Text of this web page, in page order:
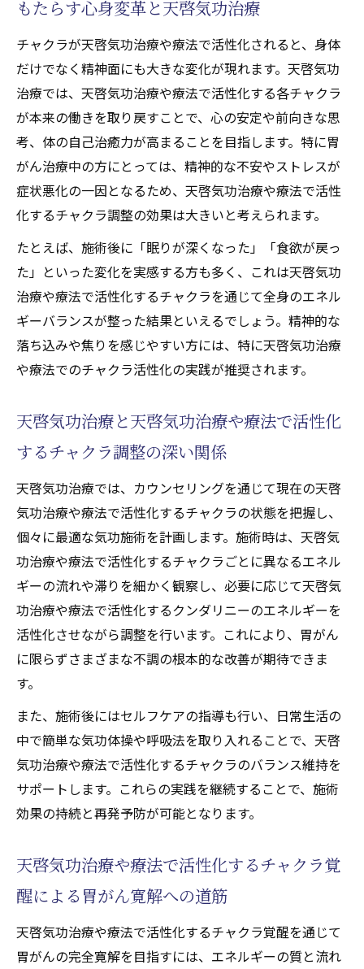
もたらす心身変革と天啓気功治療
チャクラが天啓気功治療や療法で活性化されると、身体
だけでなく精神面にも大きな変化が現れます。天啓気功
治療では、天啓気功治療や療法で活性化する各チャクラ
が本来の働きを取り戻すことで、心の安定や前向きな思
考、体の自己治癒力が高まることを目指します。特に胃
がん治療中の方にとっては、精神的な不安やストレスが
症状悪化の一因となるため、天啓気功治療や療法で活性
化するチャクラ調整の効果は大きいと考えられます。
たとえば、施術後に「眠りが深くなった」「食欲が戻っ
た」といった変化を実感する方も多く、これは天啓気功
治療や療法で活性化するチャクラを通じて全身のエネル
ギーバランスが整った結果といえるでしょう。精神的な
落ち込みや焦りを感じやすい方には、特に天啓気功治療
や療法でのチャクラ活性化の実践が推奨されます。
天啓気功治療と天啓気功治療や療法で活性化
するチャクラ調整の深い関係
天啓気功治療では、カウンセリングを通じて現在の天啓
気功治療や療法で活性化するチャクラの状態を把握し、
個々に最適な気功施術を計画します。施術時は、天啓気
功治療や療法で活性化するチャクラごとに異なるエネル
ギーの流れや滞りを細かく観察し、必要に応じて天啓気
功治療や療法で活性化するクンダリニーのエネルギーを
活性化させながら調整を行います。これにより、胃がん
に限らずさまざまな不調の根本的な改善が期待できま
す。
また、施術後にはセルフケアの指導も行い、日常生活の
中で簡単な気功体操や呼吸法を取り入れることで、天啓
気功治療や療法で活性化するチャクラのバランス維持を
サポートします。これらの実践を継続することで、施術
効果の持続と再発予防が可能となります。
天啓気功治療や療法で活性化するチャクラ覚
醒による胃がん寛解への道筋
天啓気功治療や療法で活性化するチャクラ覚醒を通じて
胃がんの完全寛解を目指すには、エネルギーの質と流れ